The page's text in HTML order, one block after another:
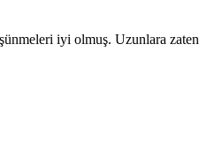
iyi olmuş. Uzunlara zaten